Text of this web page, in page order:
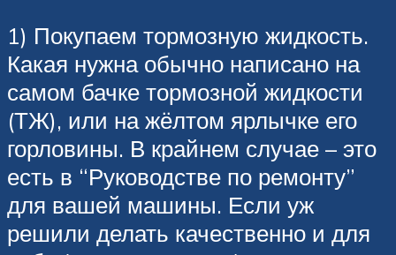
1) Покупаем тормозную жидкость.
Какая нужна обычно написано на
самом бачке тормозной жидкости
(ТЖ), или на жёлтом ярлычке его
горловины. В крайнем случае – это
есть в “Руководстве по ремонту”
для вашей машины. Если уж
решили делать качественно и для